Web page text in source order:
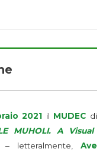
2021 il MUDEC di
MUHOLI. A Visual
– letteralmente, Ave